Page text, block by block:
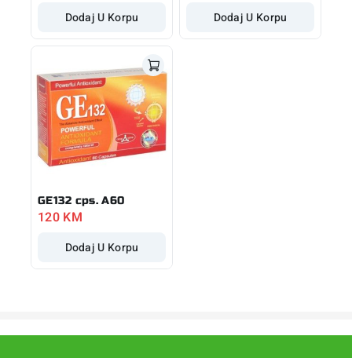
Dodaj U Korpu Dodaj U Korpu
GE132 cps. A60
120 KM
Dodaj U Korpu